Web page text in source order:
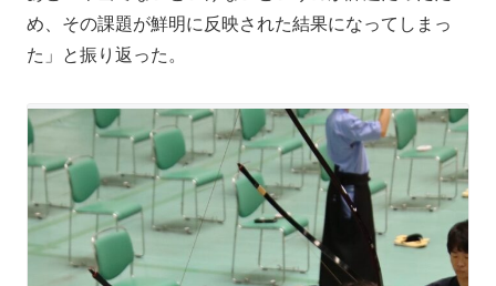
め、その課題が鮮明に反映された結果になってしまっ
た」と振り返った。